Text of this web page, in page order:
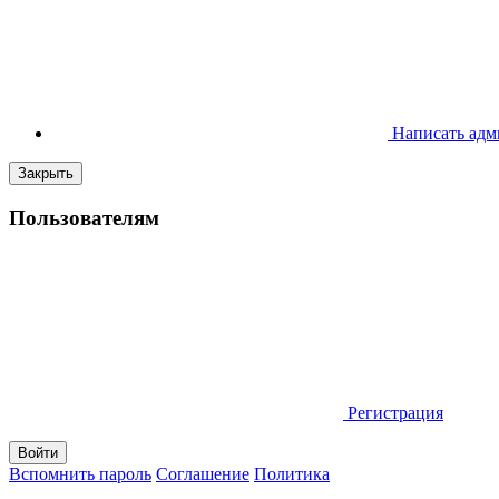
Написать
Закрыть
Пользователям
Регистрация
Вспомнить пароль Соглашение Политика